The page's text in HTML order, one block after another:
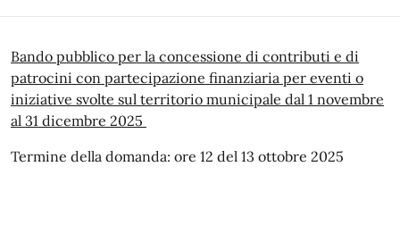
Descrizione
Bando pubblico per la concessione di contributi e di
patrocini con partecipazione finanziaria per eventi o
iniziative svolte sul territorio municipale dal 1 novembre
al 31 dicembre 2025
Termine della domanda: ore 12 del 13 ottobre 2025